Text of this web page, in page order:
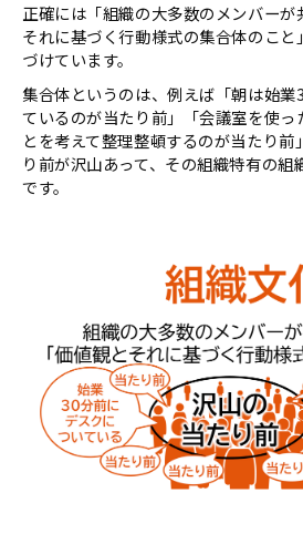
正確には「組織の大多数のメンバーが
それに基づく行動様式の集合体のこ
づけています。
集合体というのは、例えば「朝は始
ているのが当たり前」「会議室を使っ
とを考えて整理整頓するのが当たり
り前が沢山あって、その組織特有の組
です。